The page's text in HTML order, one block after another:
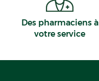
Des pharmaciens à
votre service